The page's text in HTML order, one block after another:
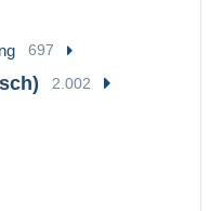
697
2.002